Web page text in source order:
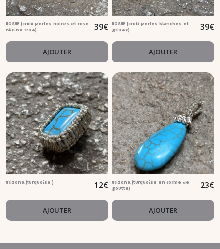
ROSAE (croix perles noires et rose
résine rose)
39€
AJOUTER
ROSAE (croix perles blanches et
grises)
39€
AJOUTER
Arizona (turquoise ) 12€
AJOUTER
Arizona (turquoise en forme de
goutte)
23€
AJOUTER